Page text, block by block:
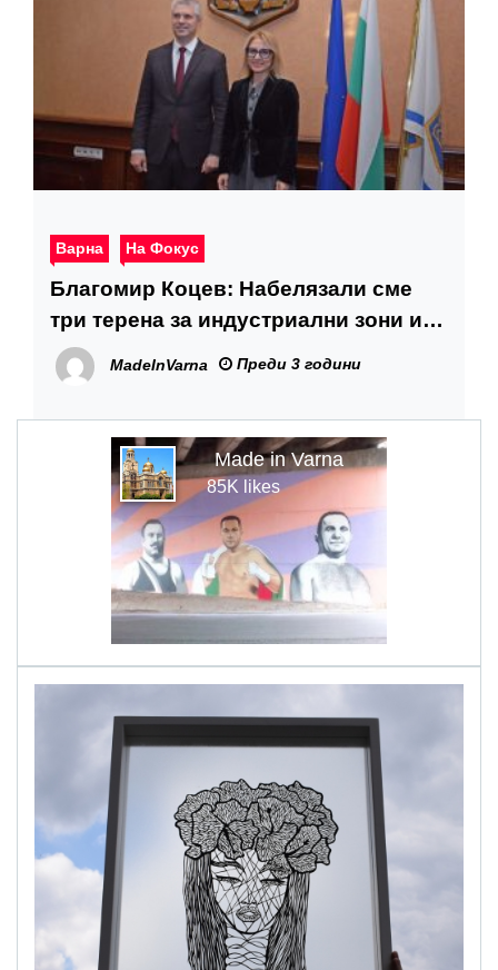
Варна На Фокус
Благомир Коцев: Набелязали сме
три терена за индустриални зони и
технологични паркове във Варна
MadeInVarna Преди 3 години
Made in Varna
85K likes